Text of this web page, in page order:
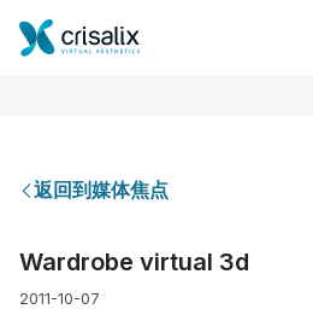
返回到媒体焦点
Wardrobe virtual 3d
2011-10-07